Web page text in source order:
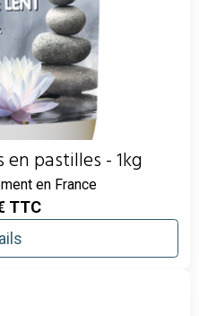
pastilles - 1kg
en France
TTC